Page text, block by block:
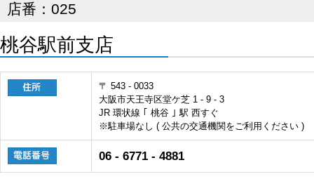
店番：025
桃谷駅前支店
〒 543 - 0033
大阪市天王寺区堂ケ芝 1 - 9 - 3
JR 環状線 ｢ 桃谷 ｣ 駅 西すぐ
※駐車場なし ( 公共の交通機関をご利用ください )
06 - 6771 - 4881